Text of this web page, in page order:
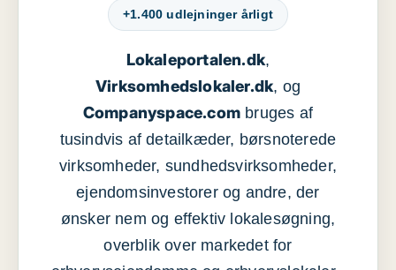
+1.400 udlejninger årligt
Lokaleportalen.dk,
Virksomhedslokaler.dk, og
Companyspace.com bruges af
tusindvis af detailkæder, børsnoterede
virksomheder, sundhedsvirksomheder,
ejendomsinvestorer og andre, der
ønsker nem og effektiv lokalesøgning,
overblik over markedet for